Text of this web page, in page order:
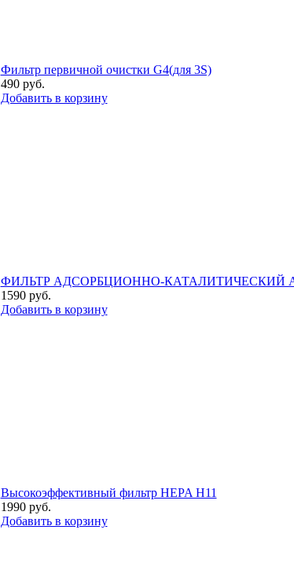
Фильтр первичной очистки G4(для 3S)
490руб.
Добавить в корзину
ФИЛЬТР АДСОРБЦИОННО-КАТАЛИТИЧЕСКИЙ
1590руб.
Добавить в корзину
Высокоэффективный фильтр НEPA H11
1990руб.
Добавить в корзину